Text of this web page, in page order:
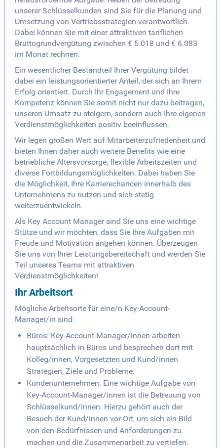
unserer Schlüsselkunden sind Sie für die Planung und
Umsetzung von Vertriebsstrategien verantwortlich.
Dabei können Sie mit einer attraktiven tariflichen
Bruttogrundvergütung zwischen € 5.018 und € 6.083
im Monat rechnen.
Ein wesentlicher Bestandteil Ihrer Vergütung bildet
dabei ein leistungsorientierter Anteil, der sich an Ihrem
Erfolg orientiert. Durch Ihr Engagement und Ihre
Kompetenz können Sie somit nicht nur dazu beitragen,
unseren Umsatz zu steigern, sondern auch Ihre eigenen
Verdienstmöglichkeiten positiv beeinflussen.
Wir legen großen Wert auf Mitarbeiterzufriedenheit und
bieten Ihnen daher auch weitere Benefits wie eine
betriebliche Altersvorsorge, flexible Arbeitszeiten und
diverse Fortbildungsmöglichkeiten. Dabei haben Sie
die Möglichkeit, Ihre Karrierechancen innerhalb des
Unternehmens zu nutzen und sich stetig
weiterzuentwickeln.
Als Key Account Manager sind Sie uns eine wichtige
Stütze und wir möchten, dass Sie Ihre Aufgaben mit
Freude und Motivation angehen können. Überzeugen
Sie uns von Ihrer Leistungsbereitschaft und werden Sie
Teil unseres Teams mit attraktiven
Verdienstmöglichkeiten!
Ihr Arbeitsort
Mögliche Arbeitsorte für eine/n Key-Account-
Manager/in sind:
Büros: Key-Account-Manager/innen arbeiten
hauptsächlich in Büros und besprechen dort mit
Kolleg/innen, Vorgesetzten und Kund/innen
Strategien, Ziele und Probleme.
Kundenunternehmen: Eine wichtige Aufgabe von
Key-Account-Manager/innen ist die Betreuung von
Schlüsselkund/innen. Hierzu gehört auch der
Besuch der Kund/innen vor Ort, um sich ein Bild
von den Bedürfnissen und Anforderungen zu
machen und die Zusammenarbeit zu vertiefen.